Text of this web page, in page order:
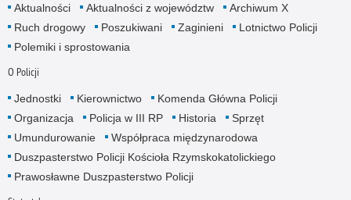
Aktualności Aktualności z województw
Archiwum X
Ruch drogowy
Poszukiwani Zaginieni
Lotnictwo Policji
Polemiki i sprostowania
O Policji
Jednostki Kierownictwo
Komenda Główna Policji
Organizacja
Policja w III RP Historia
Sprzęt
Umundurowanie
Współpraca międzynarodowa
Duszpasterstwo Policji Kościoła Rzymskokatolickiego
Prawosławne Duszpasterstwo Policji